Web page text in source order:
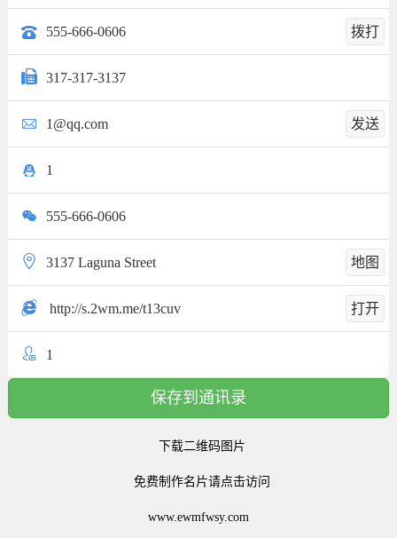
拨打
555-666-0606
317-317-3137
发送
1@qq.com
1
555-666-0606
地图
3137 Laguna Street
打开
http://s.2wm.me/t13cuv
1
保存到通讯录
下载二维码图片
免费制作名片请点击访问
www.ewmfwsy.com